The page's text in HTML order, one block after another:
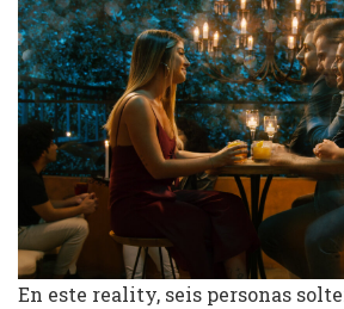
En este reality, seis personas